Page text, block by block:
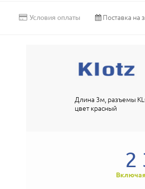
Условия оплаты Поставка на
Длина 3м, разъемы
цвет красный
2